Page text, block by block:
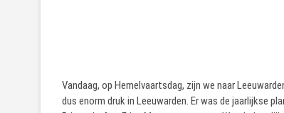
Vandaag, op Hemelvaartsdag, zijn we naar
dus enorm druk in Leeuwarden. Er was de jaarlijkse